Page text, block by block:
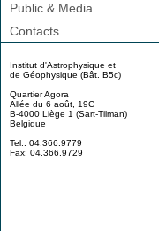
Public & Media
Contacts
Institut d'Astrophysique et
de Géophysique (Bât. B5c)
Quartier Agora
Allée du 6 août, 19C
B-4000 Liège 1 (Sart-Tilman)
Belgique
Tel.: 04.366.9779
Fax: 04.366.9729